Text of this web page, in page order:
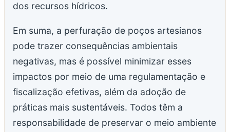
dos recursos hídricos.
Em suma, a perfuração de poços artesianos
pode trazer consequências ambientais
negativas, mas é possível minimizar esses
impactos por meio de uma regulamentação e
fiscalização efetivas, além da adoção de
práticas mais sustentáveis. Todos têm a
responsabilidade de preservar o meio ambiente